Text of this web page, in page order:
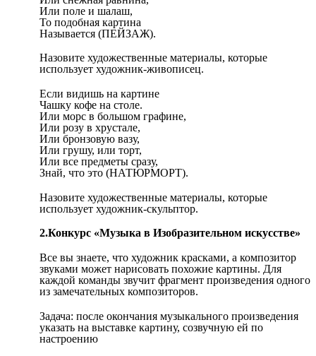
Или поле и шалаш,
То подобная картина
Называется (ПЕЙЗАЖ).
Назовите художественные материалы, которые
использует художник-живописец.
Если видишь на картине
Чашку кофе на столе.
Или морс в большом графине,
Или розу в хрустале,
Или бронзовую вазу,
Или грушу, или торт,
Или все предметы сразу,
Знай, что это (НАТЮРМОРТ).
Назовите художественные материалы, которые
использует художник-скульптор.
2.Конкурс «Музыка в Изобразительном искусстве»
Все вы знаете, что художник красками, а композитор
звуками может нарисовать похожие картины. Для
каждой команды звучит фрагмент произведения одного
из замечательных композиторов.
Задача: после окончания музыкального произведения
указать на выставке картину, созвучную ей по
настроению